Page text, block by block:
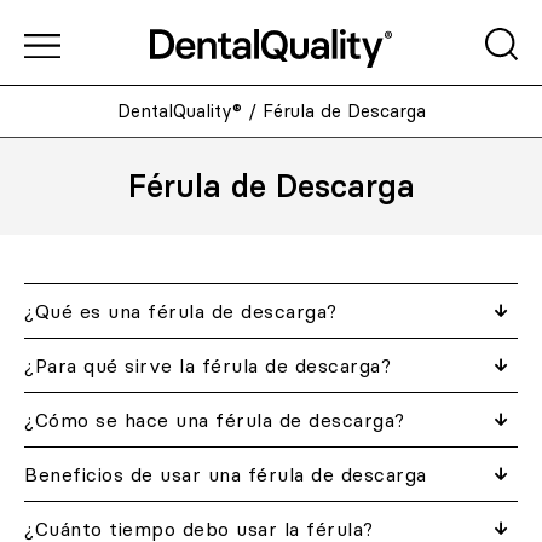
DentalQuality® / Férula de Descarga
Férula de Descarga
¿Qué es una férula de descarga?
¿Para qué sirve la férula de descarga?
¿Cómo se hace una férula de descarga?
Beneficios de usar una férula de descarga
¿Cuánto tiempo debo usar la férula?